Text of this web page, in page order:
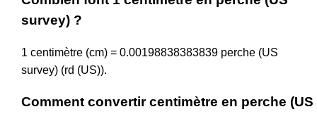
survey) ?
1 centimètre (cm) = 0.00198838383839 perche (US
survey) (rd (US)).
Comment convertir centimètre en perche (US